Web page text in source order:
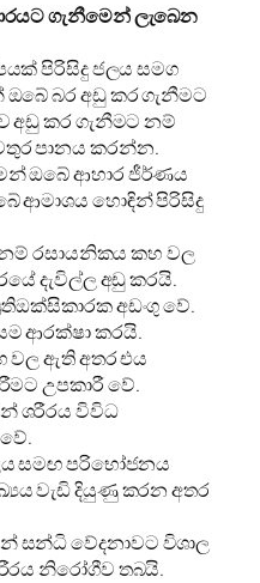
ගැනීමෙන් ලැබෙන
පිරිසිදු ජලය සමග
බර අඩු කර ගැනීමට
අඩු කර ගැනීමට නම්
පානය කරන්න.
ඔබේ ආහාර ජීර්ණය
ආමාශය හොඳින් පිරිසිදු
රසායනිකය කහ වල
දැවිල්ල අඩු කරයි.
අඩංගු වේ.
ආරක්ෂා කරයි.
වල ඇති අතර එය
උපකාරී වේ.
ශරීරය විවිධ
සමඟ පරිභෝජනය
වැඩි දියුණු කරන අතර
සන්ධි වේදනාවට විශාල
නිරෝගීව තබයි.